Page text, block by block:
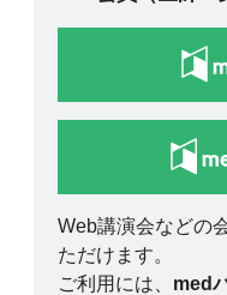
Web講演会などの
ただけます。
ご利用には、 med